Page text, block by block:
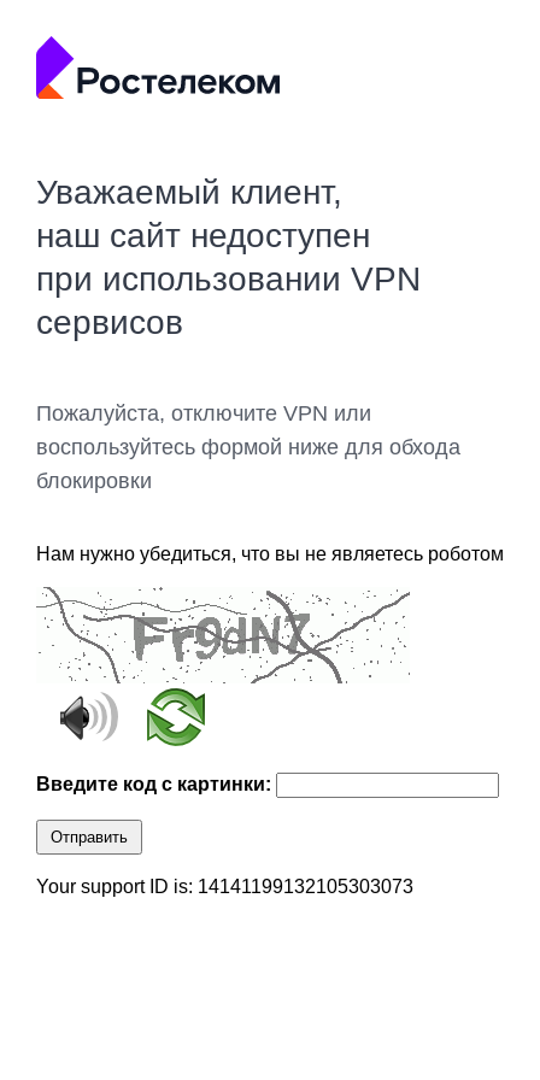
Уважаемый клиент,
наш сайт недоступен
при использовании VPN
сервисов
Пожалуйста, отключите VPN или
воспользуйтесь формой ниже для обхода
блокировки
Нам нужно убедиться, что вы не являетесь роботом
Введите код с картинки:
Отправить
Your support ID is: 14141199132105303073